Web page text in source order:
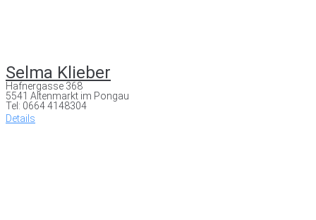
Selma Klieber
Hafnergasse 368
5541 Altenmarkt im Pongau
Tel: 0664 4148304
Details